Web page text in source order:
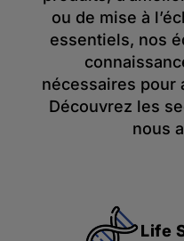
ou de mise à
essentiels, nos
nécessaires pour
Découvrez les
nous
Life